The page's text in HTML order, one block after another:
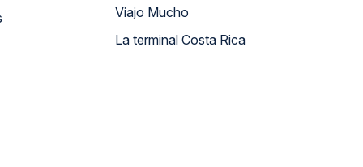
Viajo Mucho
La terminal Costa Rica